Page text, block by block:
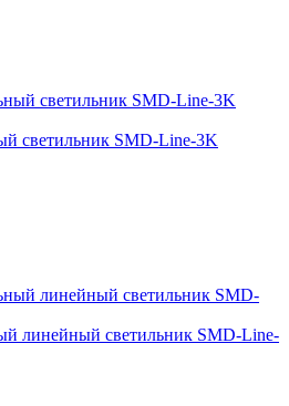
светильник SMD-Line-3K
линейный светильник SMD-Line-